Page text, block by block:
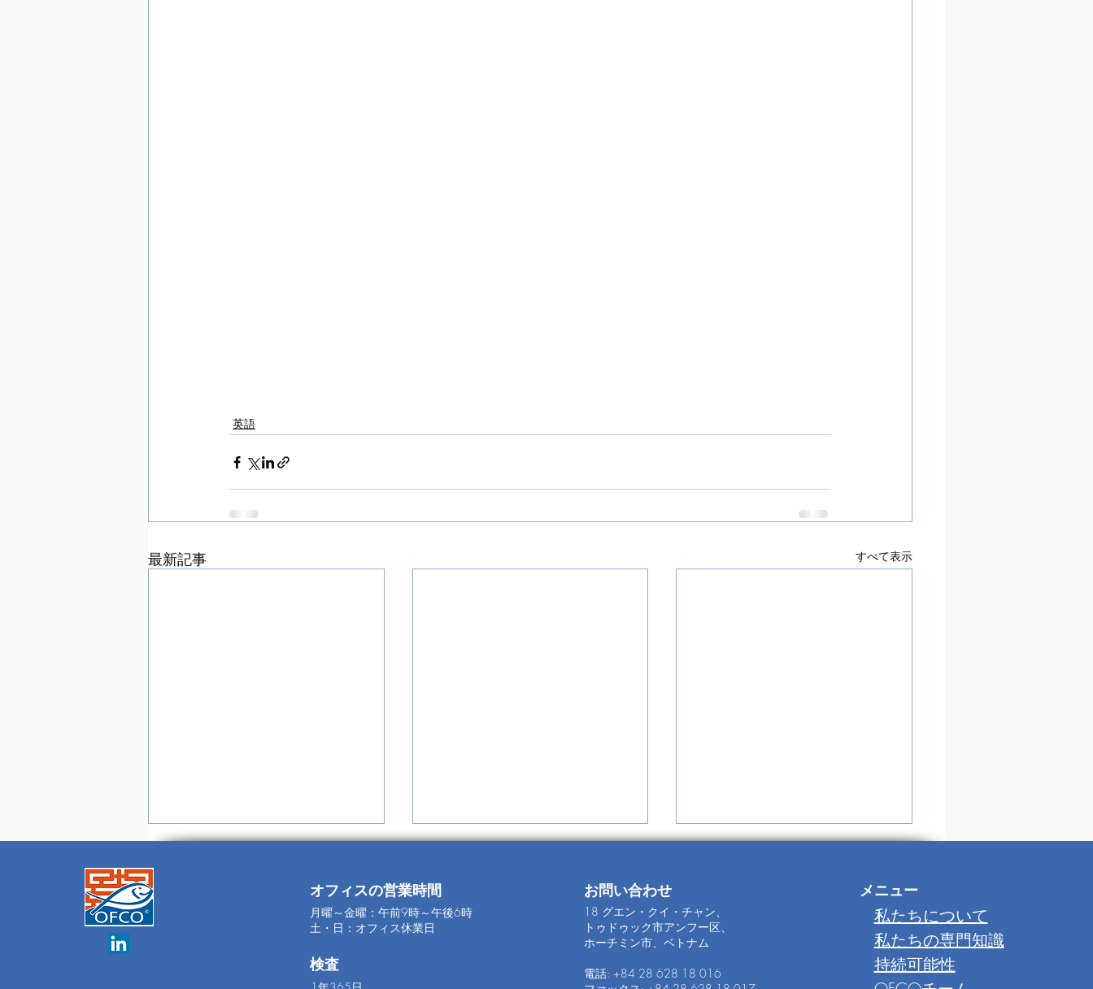
英語
最新記事 すべて表示
THE SINGAPORE
INTRAFISH
オフィスの営業時間
月曜～金曜：午前9時～午後6時
土・日：オフィス休業日
検査
お問い合わせ
18 グエン・クイ・チャン、
トゥドゥック市アンフー区、
ホーチミン市、ベトナム
電話: +84 28 628 18 016
メニュー
私たちについて
私たちの専門知識
持続可能性